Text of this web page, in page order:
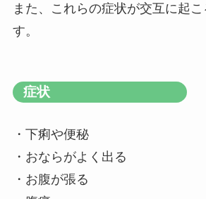
また、これらの症状が交互に起
す。
症状
・下痢や便秘
・おならがよく出る
・お腹が張る